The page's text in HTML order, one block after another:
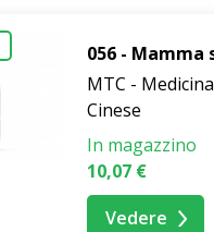
056 -
MTC -
Cinese
In magazzino
10,07 €
Vedere